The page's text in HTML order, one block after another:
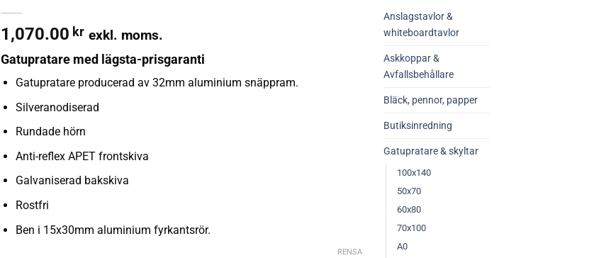
1,070.00 kr exkl. moms.
Gatupratare med lägsta-prisgaranti
Gatupratare producerad av 32mm aluminium snäppram.
Silveranodiserad
Rundade hörn
Anti-reflex APET frontskiva
Galvaniserad bakskiva
Rostfri
Ben i 15x30mm aluminium fyrkantsrör.
RENSA
Anslagstavlor &
whiteboardtavlor
Askkoppar &
Avfallsbehållare
Bläck, pennor, papper
Butiksinredning
Gatupratare & skyltar
100x140
50x70
60x80
70x100
A0